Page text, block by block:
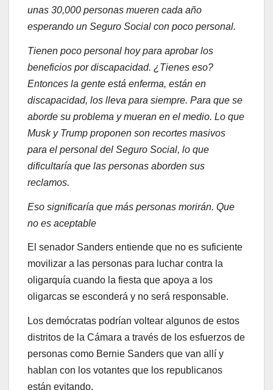
unas 30,000 personas mueren cada año
esperando un Seguro Social con poco personal.
Tienen poco personal hoy para aprobar los
beneficios por discapacidad. ¿Tienes eso?
Entonces la gente está enferma, están en
discapacidad, los lleva para siempre. Para que se
aborde su problema y mueran en el medio. Lo que
Musk y Trump proponen son recortes masivos
para el personal del Seguro Social, lo que
dificultaría que las personas aborden sus
reclamos.
Eso significaría que más personas morirán. Que
no es aceptable
El senador Sanders entiende que no es suficiente
movilizar a las personas para luchar contra la
oligarquía cuando la fiesta que apoya a los
oligarcas se esconderá y no será responsable.
Los demócratas podrían voltear algunos de estos
distritos de la Cámara a través de los esfuerzos de
personas como Bernie Sanders que van allí y
hablan con los votantes que los republicanos
están evitando.